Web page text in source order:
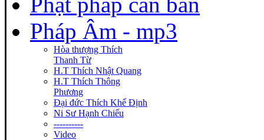
Pháp Âm - mp3
Hòa thượng Thích
Thanh Từ
H.T Thích Nhật Quang
H.T Thích Thông
Phương
Đại đức Thích Khế Định
Ni Sư Hạnh Chiếu
----------
Video